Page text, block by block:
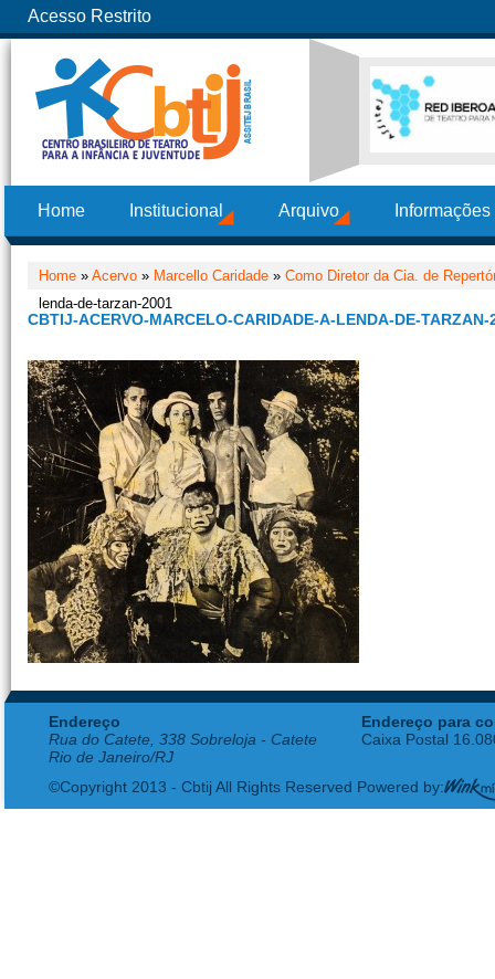
Acesso Restrito
Home Institucional Arquivo
Home » Acervo » Marcello Caridade » Como Diretor da Cia. de
lenda-de-tarzan-2001
CBTIJ-ACERVO-MARCELO-CARIDADE-A-LENDA-DE-TARZAN-
Endereço
Rua do Catete, 338 Sobreloja - Catete
Rio de Janeiro/RJ
Endereço para
Caixa Postal
©Copyright 2013 - Cbtij All Rights Reserved Powered by: